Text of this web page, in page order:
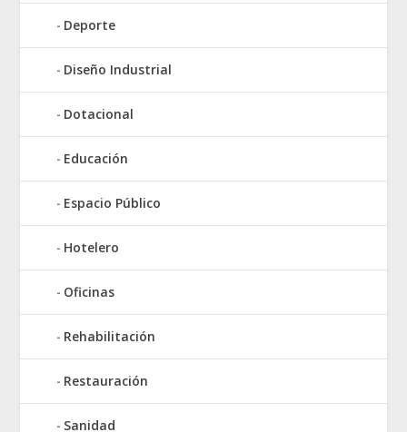
Deporte
Diseño Industrial
Dotacional
Educación
Espacio Público
Hotelero
Oficinas
Rehabilitación
Restauración
Sanidad